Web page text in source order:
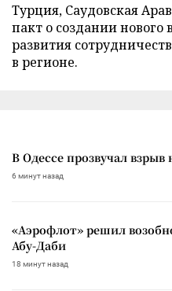
Турция, Саудовская
пакт о создании нового
развития
в регионе.
В Одессе прозвучал
6 минут назад
«Аэрофлот» решил
Абу-Даби
18 минут назад